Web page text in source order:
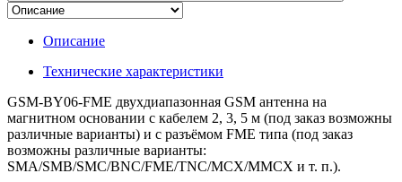
Описание
Технические характеристики
GSM-BY06-FME двухдиапазонная GSM антенна на
магнитном основании с кабелем 2, 3, 5 м (под заказ возможны
различные варианты) и с разъёмом FME типа (под заказ
возможны различные варианты:
SMA/SMB/SMC/BNC/FME/TNC/MCX/MMCX и т. п.).